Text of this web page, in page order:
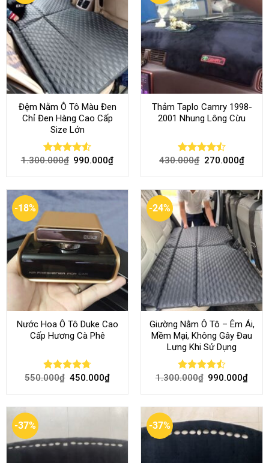
Đệm Nằm Ô Tô Màu Đen
Chỉ Đen Hàng Cao Cấp
Size Lớn
Rated 4.54
1.300.000₫ 990.000₫
Thảm Taplo Camry 1998-
2001 Nhung Lông Cừu
Rated
430.000₫ 270.000₫
-18%
Nước Hoa Ô Tô Duke Cao
Cấp Hương Cà Phê
Rated4.70
550.000₫ 450.000₫
-24%
Giường Nằm Ô Tô – Êm Ái,
Mềm Mại, Không Gây Đau
Lưng Khi Sử Dụng
Rated
1.300.000₫ 990.000₫
-37% -37%